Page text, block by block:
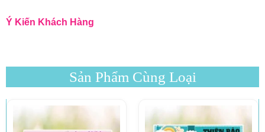
Ý Kiến Khách Hàng
Sản Phẩm Cùng Loại